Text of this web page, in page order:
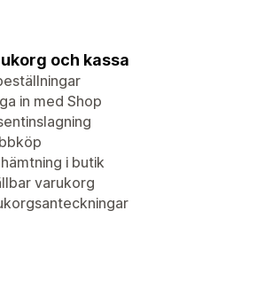
och kassa
in med Shop
i butik
varukorg